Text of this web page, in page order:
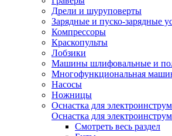
Дрели и шуруповерты
Зарядные и пуско-зарядные
Компрессоры
Краскопульты
Лобзики
Машины шлифовальные и
Многофункциональная
Насосы
Ножницы
Оснастка для
Оснастка для
Смотреть весь раздел